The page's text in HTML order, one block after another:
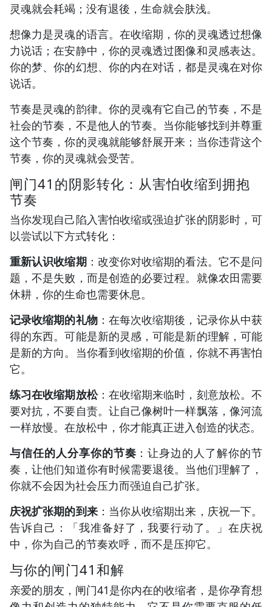
灵魂就会耗竭；没有退後，生命就会肤浅。
想像力是灵魂的语言。在收缩期，你的灵魂透过想像
力说话；在安静中，你的灵魂透过图像和灵感表达。
你的梦、你的幻想、你的内在对话，都是灵魂在对你
说话。
节奏是灵魂的韵律。你的灵魂有它自己的节奏，不是
社会的节奏，不是他人的节奏。当你能够找到并尊重
这个节奏，你的灵魂就能够舒展开来；当你违背这个
节奏，你的灵魂就会受苦。
闸门41的阴影转化：从害怕收缩到拥抱
节奏
当你发现自己陷入害怕收缩或强迫扩张的阴影时，可
以尝试以下方式转化：
重新认识收缩期：改变你对收缩期的看法。它不是问
题，不是失败，而是创造的必要过程。就像农田需要
休耕，你的生命也需要休息。
记录收缩期的礼物：在每次收缩期後，记录你从中获
得的东西。可能是新的灵感，可能是新的理解，可能
是新的方向。当你看到收缩期的价值，你就不再害怕
它。
练习在收缩期放松：在收缩期来临时，刻意放松。不
要对抗，不要自责。让自己像树叶一样飘落，像河流
一样放慢。在放松中，你才能真正进入创造的状态。
与信任的人分享你的节奏 ：让身边的人了解你的节
奏，让他们知道你有时候需要退後。当他们理解了，
你就不会因为社会压力而强迫自己扩张。
庆祝扩张期的到来：当你从收缩期出来，庆祝一下。
告诉自己：「我准备好了，我要行动了。」在庆祝
中，你为自己的节奏欢呼，而不是压抑它。
与你的闸门41和解
亲爱的朋友，闸门41是你内在的收缩者，是你孕育想